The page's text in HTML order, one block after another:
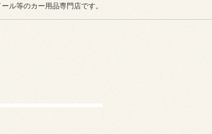
ル等のカー用品専門店です。